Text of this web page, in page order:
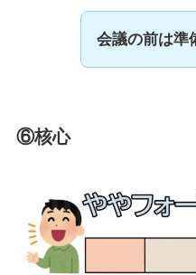
会議の前は準
⑥核心